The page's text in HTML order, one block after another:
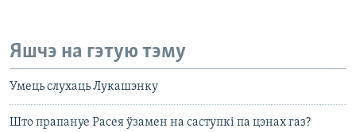
Яшчэ на гэтую тэму
Умець слухаць Лукашэнку
Што прапануе Расея ўзамен на саступкі па цэнах газ?